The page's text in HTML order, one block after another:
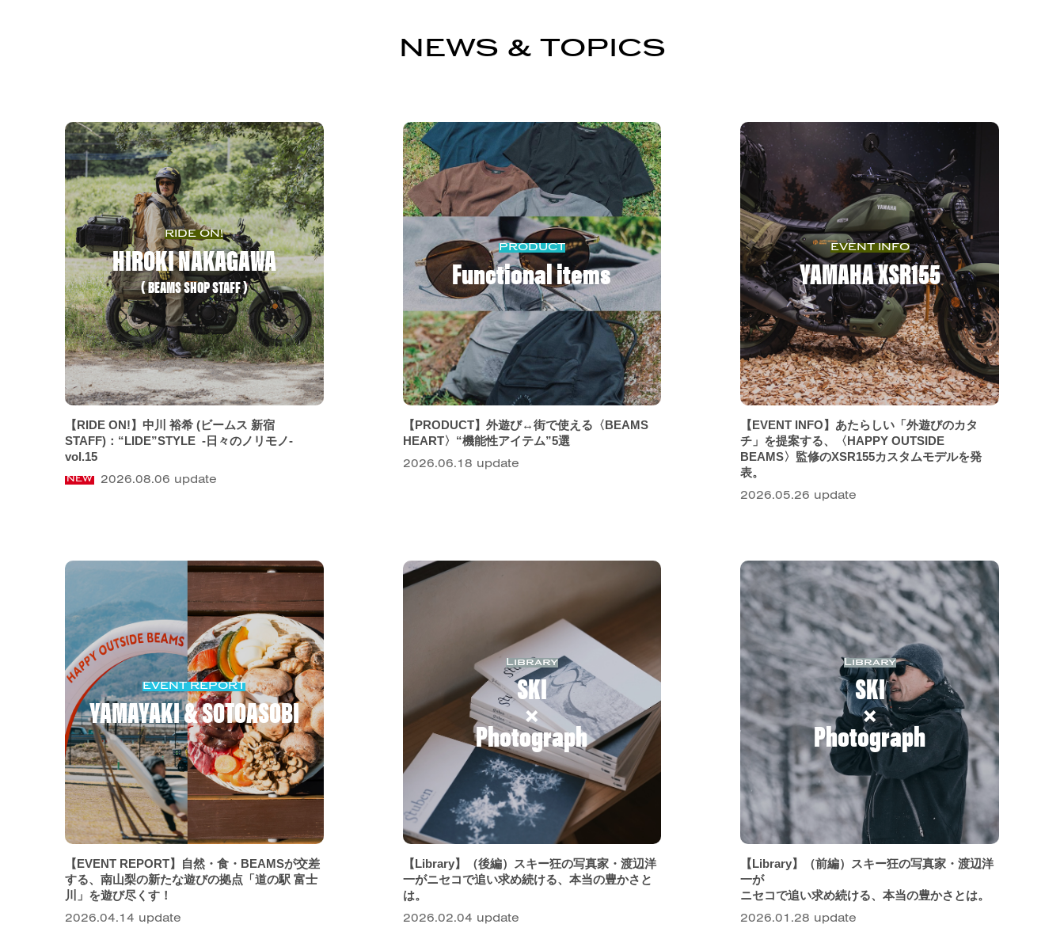
NEWS & TOPICS
RIDE ON!
HIROKI NAKAGAWA
( BEAMS SHOP STAFF )
【RIDE ON!】中川 裕希 (ビームス 新宿
STAFF)：“LIDE”STYLE -日々のノリモノ-
vol.15
NEW 2026.08.06 update
PRODUCT
Functional items
【PRODUCT】外遊び↔︎街で使える〈BEAMS
HEART〉“機能性アイテム”5選
2026.06.18 update
EVENT INFO
YAMAHA XSR155
【EVENT INFO】あたらしい「外遊びのカタ
チ」を提案する、〈HAPPY OUTSIDE
BEAMS〉監修のXSR155カスタムモデルを発
表。
2026.05.26 update
EVENT REPORT
YAMAYAKI & SOTOASOBI
【EVENT REPORT】自然・食・BEAMSが交差
する、南山梨の新たな遊びの拠点「道の駅 富士
川」を遊び尽くす！
2026.04.14 update
Library
SKI
×
Photograph
【Library】（後編）スキー狂の写真家・渡辺洋
一がニセコで追い求め続ける、本当の豊かさと
は。
2026.02.04 update
Library
SKI
×
Photograph
【Library】（前編）スキー狂の写真家・渡辺洋
一が
ニセコで追い求め続ける、本当の豊かさとは。
2026.01.28 update